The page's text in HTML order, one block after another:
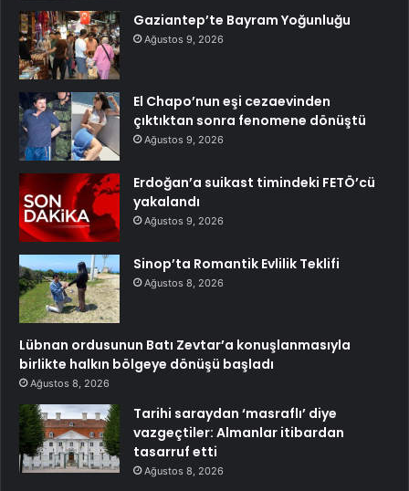
Gaziantep’te Bayram Yoğunluğu
Ağustos 9, 2026
El Chapo’nun eşi cezaevinden
çıktıktan sonra fenomene dönüştü
Ağustos 9, 2026
Erdoğan’a suikast timindeki FETÖ’cü
yakalandı
Ağustos 9, 2026
Sinop’ta Romantik Evlilik Teklifi
Ağustos 8, 2026
Lübnan ordusunun Batı Zevtar’a konuşlanmasıyla
birlikte halkın bölgeye dönüşü başladı
Ağustos 8, 2026
Tarihi saraydan ‘masraflı’ diye
vazgeçtiler: Almanlar itibardan
tasarruf etti
Ağustos 8, 2026